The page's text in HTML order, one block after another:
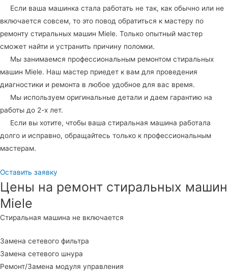
Если ваша машинка стала работать не так, как обычно или не
включается совсем, то это повод обратиться к мастеру по
ремонту стиральных машин Miele. Только опытный мастер
сможет найти и устранить причину поломки.
Мы занимаемся профессиональным ремонтом стиральных
машин Miele. Наш мастер приедет к вам для проведения
диагностики и ремонта в любое удобное для вас время.
Мы используем оригинальные детали и даем гарантию на
работы до 2-х лет.
Если вы хотите, чтобы ваша стиральная машина работала
долго и исправно, обращайтесь только к профессиональным
мастерам.
Оставить заявку
Цены на ремонт стиральных машин
Miele
Стиральная машина не включается
Замена сетевого фильтра
Замена сетевого шнура
Ремонт/Замена модуля управления